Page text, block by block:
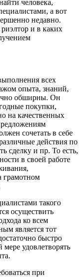
человека,
а вот
недавно.
и в каких
всех
опыта, знаний,
обширны. Он
покупки,
на качественных
сочетать в себе
действия по
сделку и пр. То есть,
в своей работе
грамотном
такого
осуществить
ко всем
является тот
быстро
удовлетворять
при